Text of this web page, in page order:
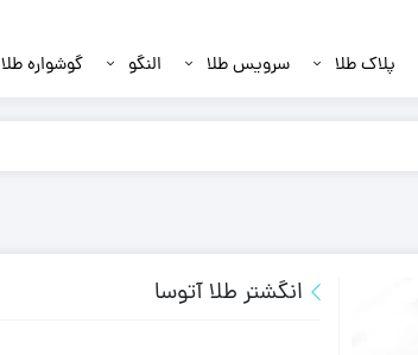
پلاک طلا سرویس طلا النگو گوشواره طلا
انگشتر طلا آتوسا